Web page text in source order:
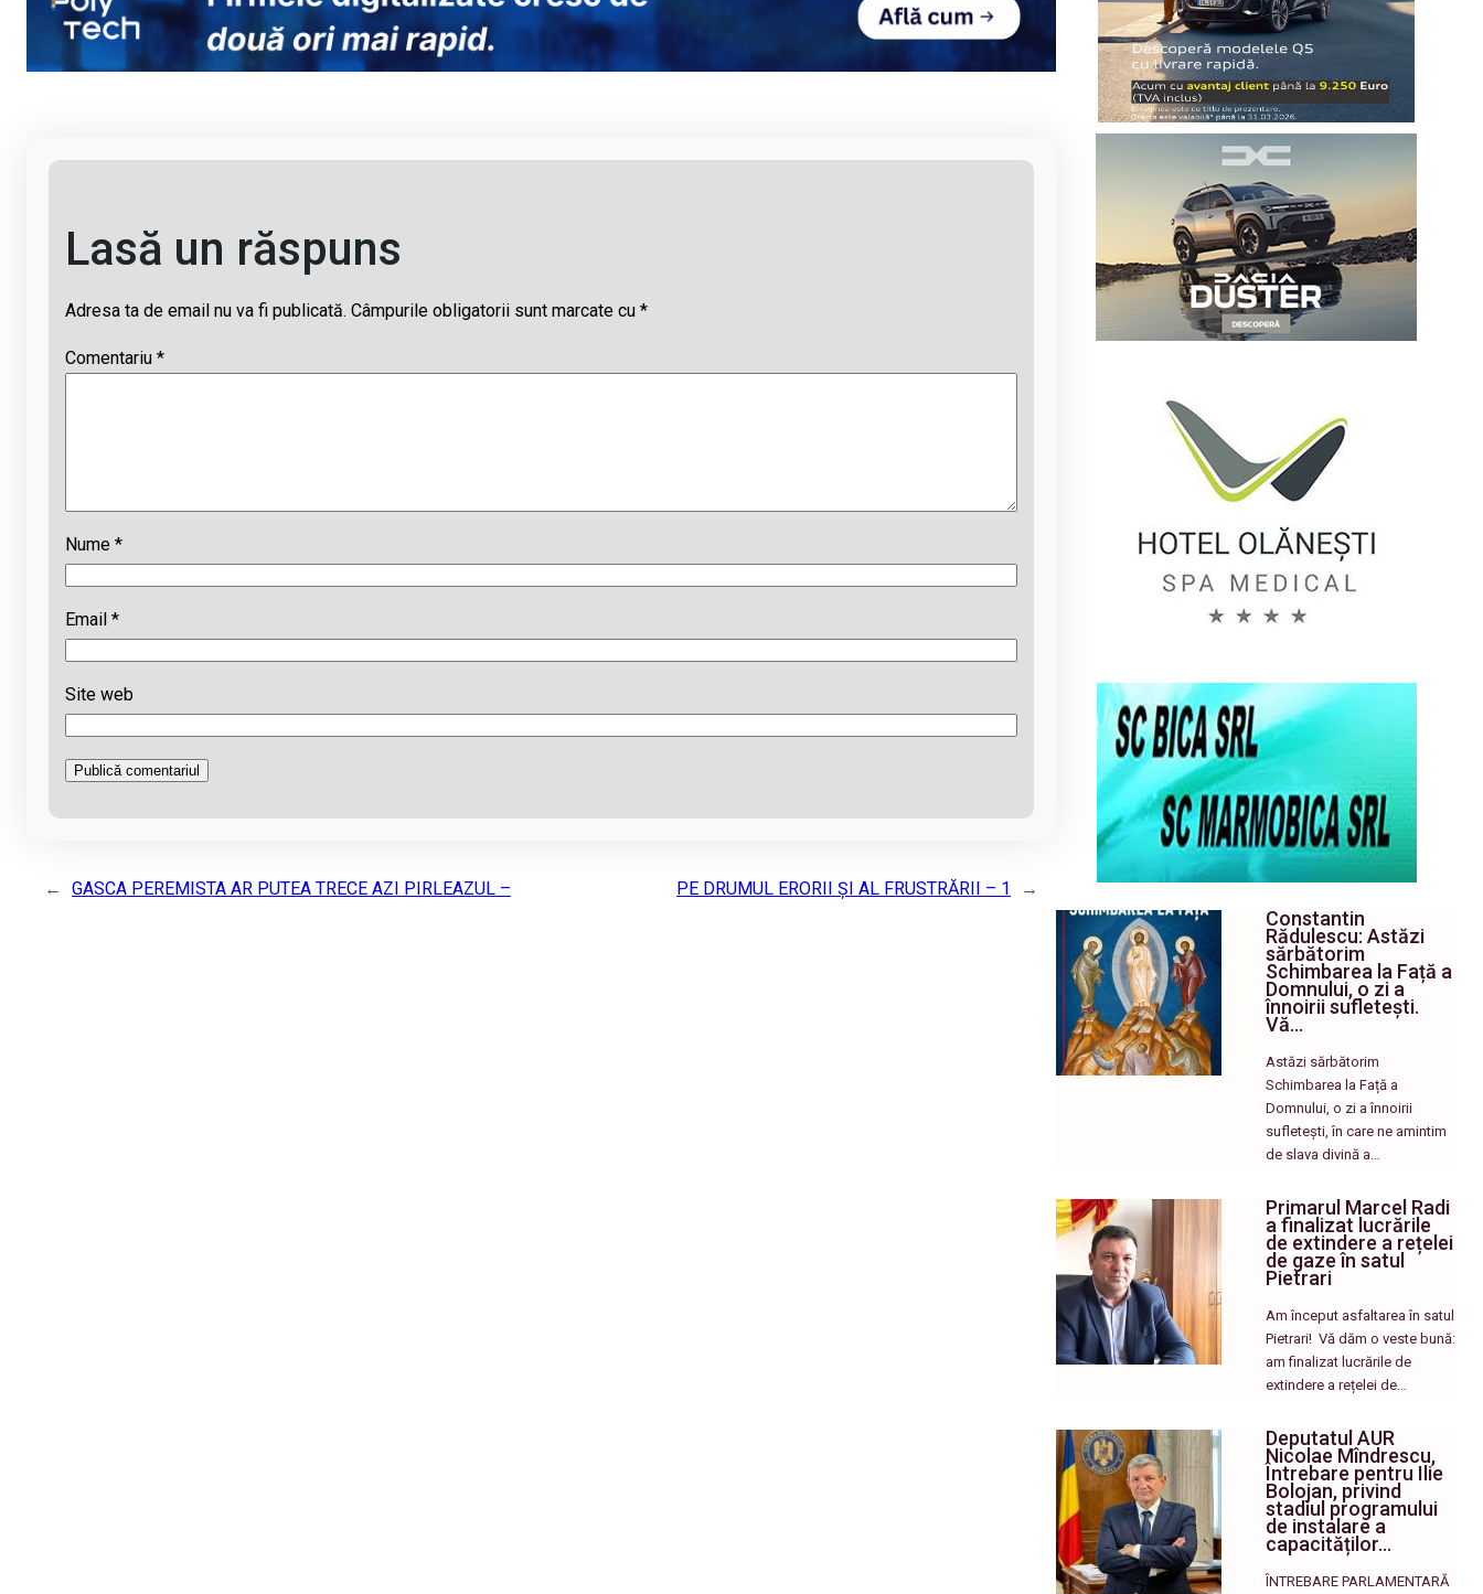
Li
n
k
b
o
o
s
A
p
a
d
s
Lasă un răspuns
Adresa ta de email nu va fi publicată. Câmpurile obligatorii sunt marcate cu *
Comentariu *
Nume *
Email *
Site web
← GASCA PEREMISTA AR PUTEA TRECE AZI PIRLEAZUL – PE DRUMUL ERORII ŞI AL FRUSTRĂRII – 1 →
Constantin
Rădulescu: Astăzi
sărbătorim
Schimbarea la Față a
Domnului, o zi a
înnoirii sufletești.
Vă…
Astăzi sărbătorim
Schimbarea la Față a
Domnului, o zi a înnoirii
sufletești, în care ne amintim
de slava divină a…
Primarul Marcel Radi
a finalizat lucrările
de extindere a rețelei
de gaze în satul
Pietrari
Am început asfaltarea în satul
Pietrari! ​ Vă dăm o veste bună:
am finalizat lucrările de
extindere a rețelei de…
Deputatul AUR
Nicolae Mîndrescu,
Întrebare pentru Ilie
Bolojan, privind
stadiul programului
de instalare a
capacităților…
ÎNTREBARE PARLAMENTARĂ